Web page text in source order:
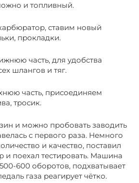
и топливный.
ставим новый
прокладки.
часть, для удобства
шлангов и тяг.
часть, присоединяем
тросик.
и можно пробовать заводить
с первого раза. Немного
и качество, поставил
и поехал тестировать. Машина
600 оборотов, подхватывает
газа реагирует чётко.